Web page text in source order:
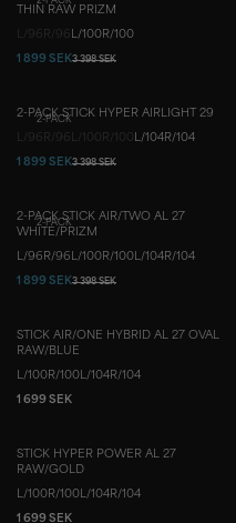
THIN RAW PRIZM
L/96
R/96 L/100R/100
1 899 SEK3 398 SEK
2-PACK
2-PACK STICK HYPER AIRLIGHT 29
L/96
R/96 L/104R/104
1 899 SEK3 398 SEK
2-PACK
2-PACK STICK AIR/TWO AL 27
WHITE/PRIZM
L/96 R/96 L/100R/100L/104R/104
1 899 SEK3 398 SEK
STICK AIR/ONE HYBRID AL 27 OVAL
RAW/BLUE
L/100R/100L/104R/104
1 699 SEK
STICK HYPER POWER AL 27
RAW/GOLD
L/100R/100L/104R/104
1 699 SEK